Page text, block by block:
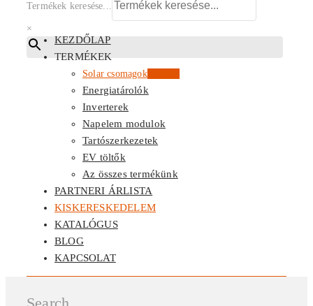
Termékek keresése...
×
KEZDŐLAP
TERMÉKEK
Solar csomagokKiemelt
Energiatárolók
Inverterek
Napelem modulok
Tartószerkezetek
EV töltők
Az összes termékünk
PARTNERI ÁRLISTA
KISKERESKEDELEM
KATALÓGUS
BLOG
KAPCSOLAT